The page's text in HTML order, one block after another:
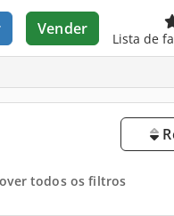
Vender
Lista de
todos os filtros